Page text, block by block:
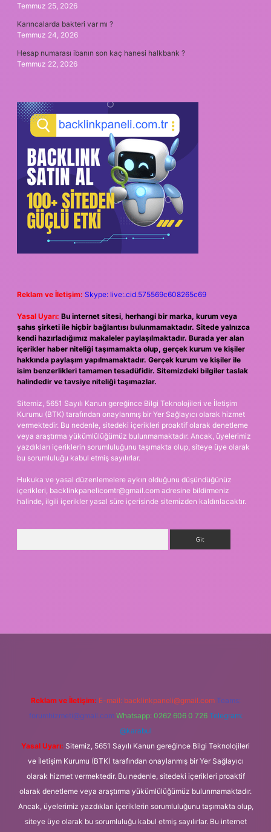
Temmuz 25, 2026
Karıncalarda bakteri var mı ?
Temmuz 24, 2026
Hesap numarası ibanın son kaç hanesi halkbank ?
Temmuz 22, 2026
Reklam ve İletişim: Skype: live:.cid.575569c608265c69
Yasal Uyarı: Bu internet sitesi, herhangi bir marka, kurum veya
şahıs şirketi ile hiçbir bağlantısı bulunmamaktadır. Sitede yalnızca
kendi hazırladığımız makaleler paylaşılmaktadır. Burada yer alan
içerikler haber niteliği taşımamakta olup, gerçek kurum ve kişiler
hakkında paylaşım yapılmamaktadır. Gerçek kurum ve kişiler ile
isim benzerlikleri tamamen tesadüfidir. Sitemizdeki bilgiler taslak
halindedir ve tavsiye niteliği taşımazlar.
Sitemiz, 5651 Sayılı Kanun gereğince Bilgi Teknolojileri ve İletişim
Kurumu (BTK) tarafından onaylanmış bir Yer Sağlayıcı olarak hizmet
vermektedir. Bu nedenle, sitedeki içerikleri proaktif olarak denetleme
veya araştırma yükümlülüğümüz bulunmamaktadır. Ancak, üyelerimiz
yazdıkları içeriklerin sorumluluğunu taşımakta olup, siteye üye olarak
bu sorumluluğu kabul etmiş sayılırlar.
Hukuka ve yasal düzenlemelere aykırı olduğunu düşündüğünüz
içerikleri, backlinkpanelicomtr@gmail.com adresine bildirmeniz
halinde, ilgili içerikler yasal süre içerisinde sitemizden kaldırılacaktır.
Reklam ve İletişim: E-mail: backlinkpaneli@gmail.com Teams:
forumhizmeti@gmail.com Whatsapp: 0262 606 0 726 Telegram:
@karabul
Yasal Uyarı: Sitemiz, 5651 Sayılı Kanun gereğince Bilgi Teknolojileri
ve İletişim Kurumu (BTK) tarafından onaylanmış bir Yer Sağlayıcı
olarak hizmet vermektedir. Bu nedenle, sitedeki içerikleri proaktif
olarak denetleme veya araştırma yükümlülüğümüz bulunmamaktadır.
Ancak, üyelerimiz yazdıkları içeriklerin sorumluluğunu taşımakta olup,
siteye üye olarak bu sorumluluğu kabul etmiş sayılırlar. Bu internet